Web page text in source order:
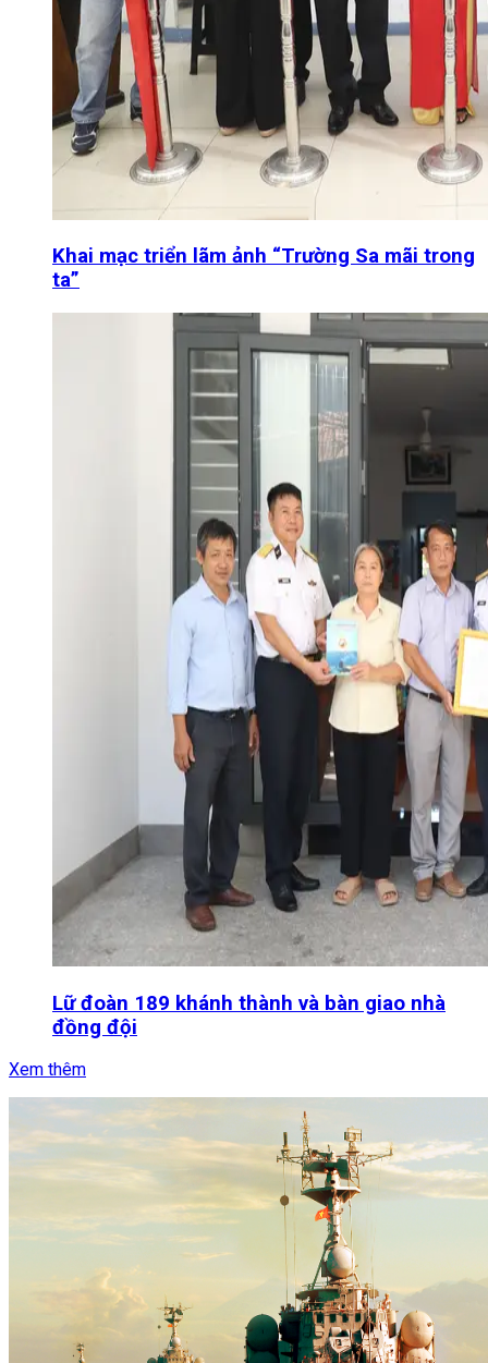
Khai mạc triển lãm ảnh “Trường Sa mãi trong
ta”
Lữ đoàn 189 khánh thành và bàn giao nhà
đồng đội
Xem thêm